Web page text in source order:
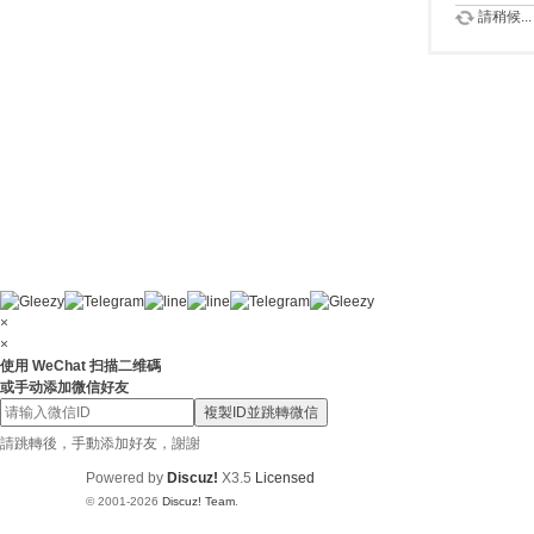
請稍候...
×
×
使用 WeChat 扫描二维碼
或手动添加微信好友
複製ID並跳轉微信
請跳轉後，手動添加好友，謝謝
Powered by Discuz! X3.5 Licensed
© 2001-2026 Discuz! Team